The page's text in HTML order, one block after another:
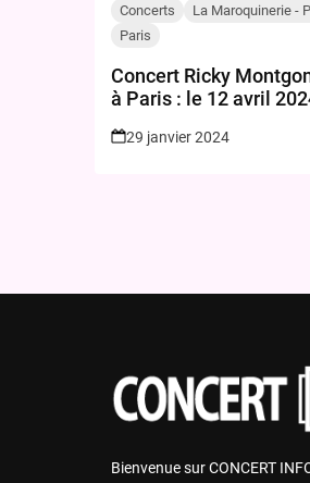
Concerts
La Maroquinerie -
Paris
Concert Ricky
à Paris : le 12 avril
29 janvier 2024
Bienvenue sur CONCERT